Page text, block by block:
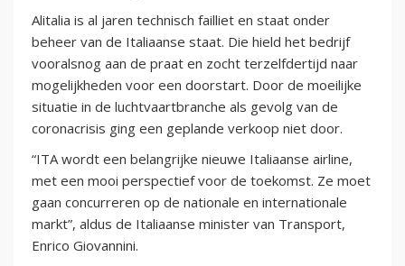
Alitalia is al jaren technisch failliet en staat onder
beheer van de Italiaanse staat. Die hield het bedrijf
vooralsnog aan de praat en zocht terzelfdertijd naar
mogelijkheden voor een doorstart. Door de moeilijke
situatie in de luchtvaartbranche als gevolg van de
coronacrisis ging een geplande verkoop niet door.
“ITA wordt een belangrijke nieuwe Italiaanse airline,
met een mooi perspectief voor de toekomst. Ze moet
gaan concurreren op de nationale en internationale
markt”, aldus de Italiaanse minister van Transport,
Enrico Giovannini.